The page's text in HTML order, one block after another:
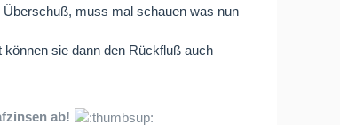
muss mal schauen was nun
sie dann den Rückfluß auch
ab!